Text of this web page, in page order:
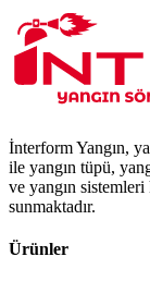
İnterform Yangın,
ile yangın tüpü,
ve yangın
sunmaktadır.
Ürünler